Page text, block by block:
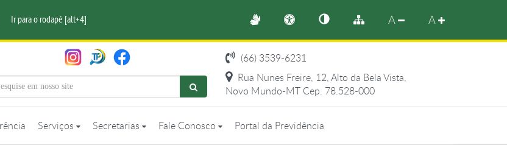
Ir para o rodapé [alt+4] A A
(66) 3539-6231
Rua Nunes Freire, 12, Alto da Bela Vista,
Novo Mundo-MT Cep. 78.528-000
Serviços Secretarias Fale Conosco Portal da Previdência